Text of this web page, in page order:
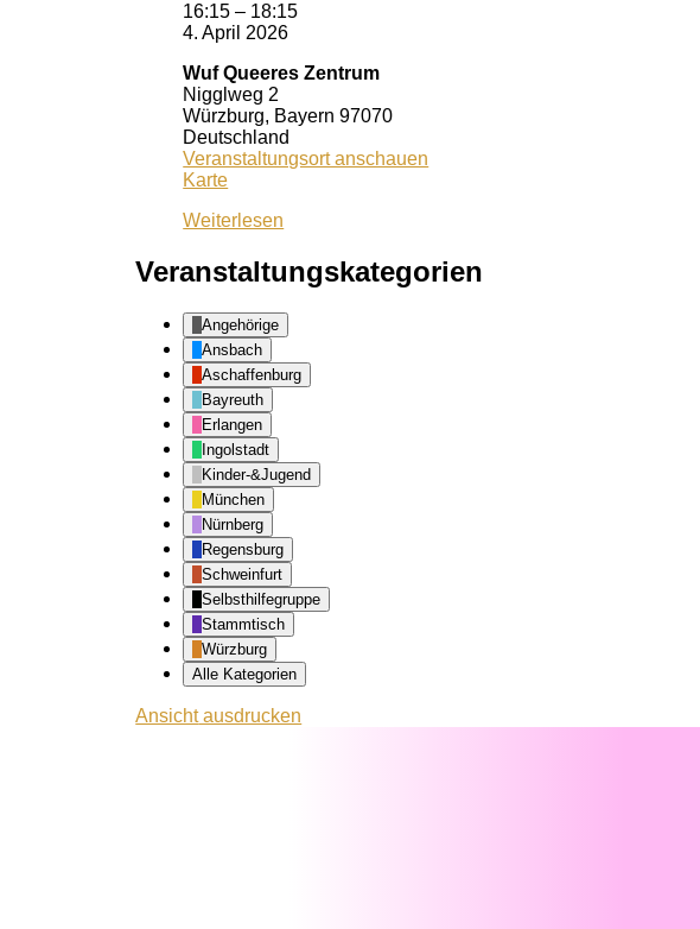
16:15 – 18:15
4. April 2026
Wuf Queeres Zentrum
Nigglweg 2
Würzburg, Bayern 97070
Deutschland
Veranstaltungsort anschauen
KarteWuf
Zentrum
Weiterlesen
Veranstaltungskategorien
Angehörige
Ansbach
Aschaffenburg
Bayreuth
Erlangen
Ingolstadt
Kinder-&Jugend
München
Nürnberg
Regensburg
Schweinfurt
Selbsthilfegruppe
Stammtisch
Würzburg
Alle Kategorien
Ansichtausdrucken